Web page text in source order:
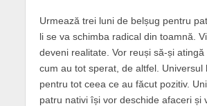
Urmează trei luni de belșug pentru
li se va schimba radical din toamnă.
deveni realitate. Vor reuși să-și atingă
cum au tot sperat, de altfel. Universul
pentru tot ceea ce au făcut pozitiv.
patru nativi își vor deschide afaceri și